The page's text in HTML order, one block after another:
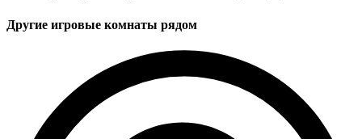
Другие игровые комнаты рядом